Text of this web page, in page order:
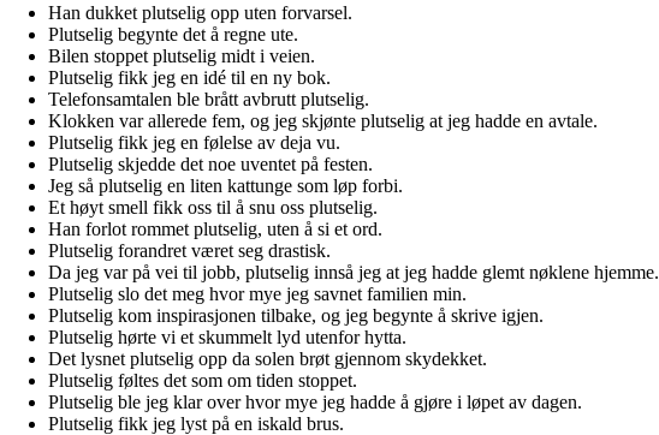
Han dukket plutselig opp uten forvarsel.
Plutselig begynte det å regne ute.
Bilen stoppet plutselig midt i veien.
Plutselig fikk jeg en idé til en ny bok.
Telefonsamtalen ble brått avbrutt plutselig.
Klokken var allerede fem, og jeg skjønte plutselig at jeg hadde en avtale.
Plutselig fikk jeg en følelse av deja vu.
Plutselig skjedde det noe uventet på festen.
Jeg så plutselig en liten kattunge som løp forbi.
Et høyt smell fikk oss til å snu oss plutselig.
Han forlot rommet plutselig, uten å si et ord.
Plutselig forandret været seg drastisk.
Da jeg var på vei til jobb, plutselig innså jeg at jeg hadde glemt nøklene hjemme.
Plutselig slo det meg hvor mye jeg savnet familien min.
Plutselig kom inspirasjonen tilbake, og jeg begynte å skrive igjen.
Plutselig hørte vi et skummelt lyd utenfor hytta.
Det lysnet plutselig opp da solen brøt gjennom skydekket.
Plutselig føltes det som om tiden stoppet.
Plutselig ble jeg klar over hvor mye jeg hadde å gjøre i løpet av dagen.
Plutselig fikk jeg lyst på en iskald brus.